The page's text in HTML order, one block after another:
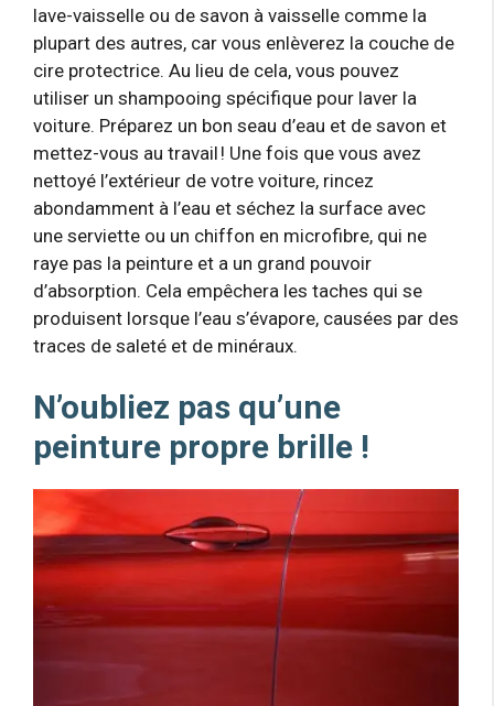
lave-vaisselle ou de savon à vaisselle comme la
plupart des autres, car vous enlèverez la couche de
cire protectrice. Au lieu de cela, vous pouvez
utiliser un shampooing spécifique pour laver la
voiture. Préparez un bon seau d’eau et de savon et
mettez-vous au travail ! Une fois que vous avez
nettoyé l’extérieur de votre voiture, rincez
abondamment à l’eau et séchez la surface avec
une serviette ou un chiffon en microfibre, qui ne
raye pas la peinture et a un grand pouvoir
d’absorption. Cela empêchera les taches qui se
produisent lorsque l’eau s’évapore, causées par des
traces de saleté et de minéraux.
N’oubliez pas qu’une
peinture propre brille !